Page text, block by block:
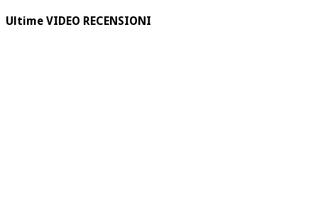
Ultime VIDEO RECENSIONI